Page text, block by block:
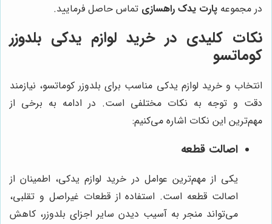
در مجموعه پارت یدک راهسازی تماس حاصل فرمایید.
نکات کلیدی در خرید لوازم یدکی بلدوزر
کوماتسو
انتخاب و خرید لوازم یدکی مناسب برای بلدوزر کوماتسو، نیازمند
دقت و توجه به نکات مختلفی است. در ادامه به برخی از
مهم‌ترین این نکات اشاره می‌کنیم:
اصالت قطعه
یکی از مهم‌ترین عوامل در خرید لوازم یدکی، اطمینان از
اصالت قطعه است. استفاده از قطعات غیراصل و تقلبی،
می‌تواند منجر به آسیب دیدن سایر اجزای بلدوزر، کاهش